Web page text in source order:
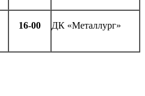
16-00 ДК «Металлург»